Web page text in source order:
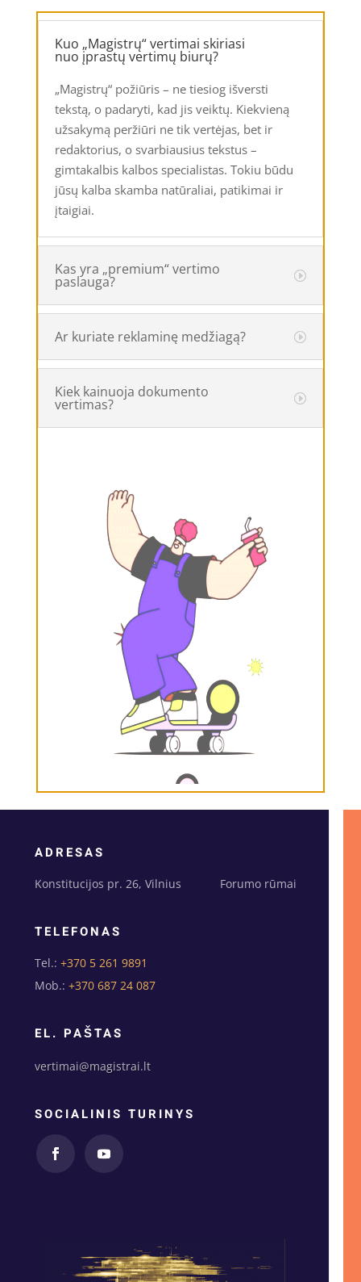
Kuo „Magistrų“ vertimai skiriasi
nuo įprastų vertimų biurų?
„Magistrų“ požiūris – ne tiesiog išversti
tekstą, o padaryti, kad jis veiktų. Kiekvieną
užsakymą peržiūri ne tik vertėjas, bet ir
redaktorius, o svarbiausius tekstus –
gimtakalbis kalbos specialistas. Tokiu būdu
jūsų kalba skamba natūraliai, patikimai ir
įtaigiai.
Kas yra „premium“ vertimo
paslauga?
Ar kuriate reklaminę medžiagą?
Kiek kainuoja dokumento
vertimas?
ADRESAS
Konstitucijos pr. 26, Vilnius Forumo rūmai
TELEFONAS
Tel.: +370 5 261 9891
Mob.: +370 687 24 087
EL. PAŠTAS
vertimai@magistrai.lt
SOCIALINIS TURINYS